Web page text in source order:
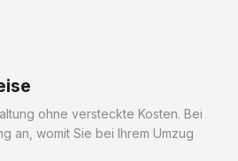
ohne versteckte Kosten. Bei
an, womit Sie bei Ihrem Umzug